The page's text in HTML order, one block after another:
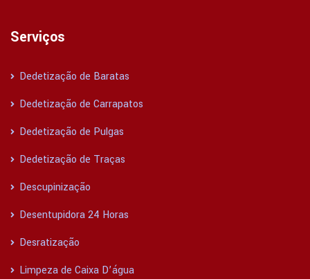
Serviços
Dedetização de Baratas
Dedetização de Carrapatos
Dedetização de Pulgas
Dedetização de Traças
Descupinização
Desentupidora 24 Horas
Desratização
Limpeza de Caixa D’água